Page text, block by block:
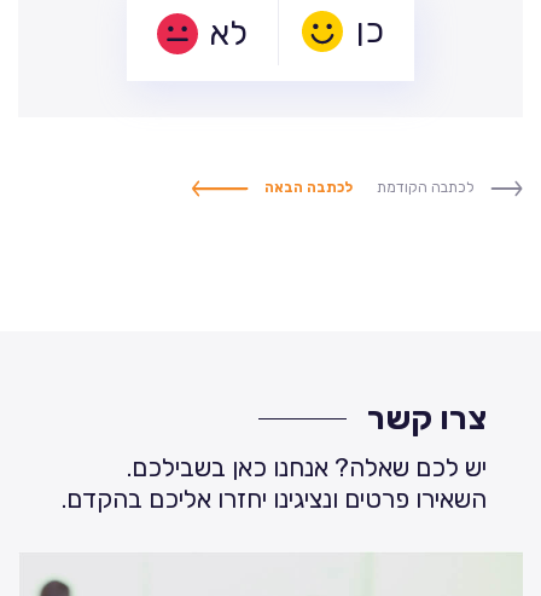
לא
לכתבה הקודמת לכתבה הבאה
צרו קשר
יש לכם שאלה? אנחנו כאן בשבילכם.
השאירו פרטים ונציגינו יחזרו אליכם בהקדם.